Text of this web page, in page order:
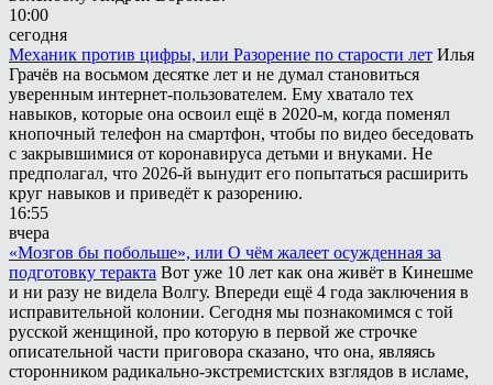
10:00
сегодня
Механик против цифры, или Разорение по старости лет Илья
Грачёв на восьмом десятке лет и не думал становиться
уверенным интернет-пользователем. Ему хватало тех
навыков, которые она освоил ещё в 2020-м, когда поменял
кнопочный телефон на смартфон, чтобы по видео беседовать
с закрывшимися от коронавируса детьми и внуками. Не
предполагал, что 2026-й вынудит его попытаться расширить
круг навыков и приведёт к разорению.
16:55
вчера
«Мозгов бы побольше», или О чём жалеет осужденная за
подготовку теракта Вот уже 10 лет как она живёт в Кинешме
и ни разу не видела Волгу. Впереди ещё 4 года заключения в
исправительной колонии. Сегодня мы познакомимся с той
русской женщиной, про которую в первой же строчке
описательной части приговора сказано, что она, являясь
сторонником радикально-экстремистских взглядов в исламе,